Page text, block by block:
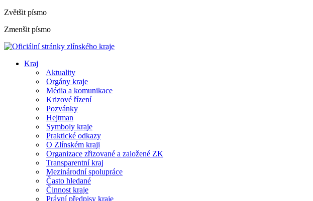
Zvětšit písmo
Zmenšit písmo
Kraj
Aktuality
Orgány kraje
Média a komunikace
Krizové řízení
Pozvánky
Hejtman
Symboly kraje
Praktické odkazy
O Zlínském kraji
Organizace zřizované a založené ZK
Transparentní kraj
Mezinárodní spolupráce
Často hledané
Činnost kraje
Právní předpisy kraje